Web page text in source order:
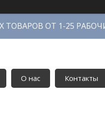
ТОВАРОВ ОТ 1-25
О нас Контакты